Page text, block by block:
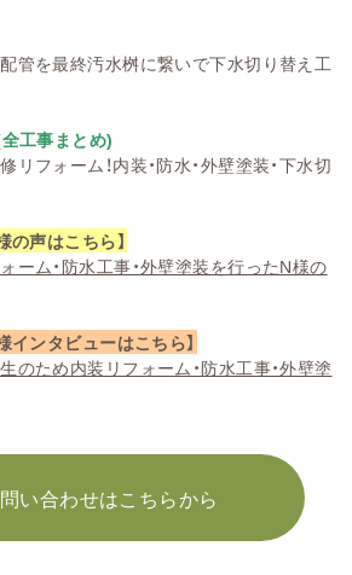
管を最終汚水桝に繋いで下水切り替え工
工事まとめ)
フォーム！内装・防水・外壁塗装・下水切
の声はこちら】
ーム・防水工事・外壁塗装を行ったN様の
インタビューはこちら】
のため内装リフォーム・防水工事・外壁塗
い合わせはこちらから